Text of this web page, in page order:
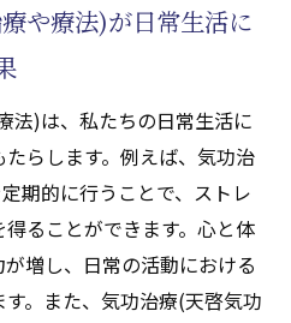
や療法)が日常生活に
法)は、私たちの日常生活に
らします。例えば、気功治
期的に行うことで、ストレ
ることができます。心と体
増し、日常の活動における
。また、気功治療(天啓気功